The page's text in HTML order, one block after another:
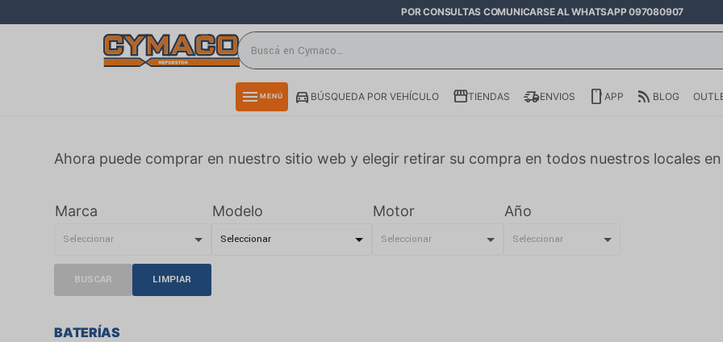
POR CONSULTAS COMUNICARSE AL WHATSAPP 097080907
menu MENÚ BÚSQUEDA POR VEHÍCULO TIENDAS ENVIOS APP BLOG
Ahora puede comprar en nuestro sitio web y elegir retirar su compra en todos nuestros locales
Marca Modelo Motor Año
BUSCAR LIMPIAR
BATERÍAS
close
directions_car
smartphone